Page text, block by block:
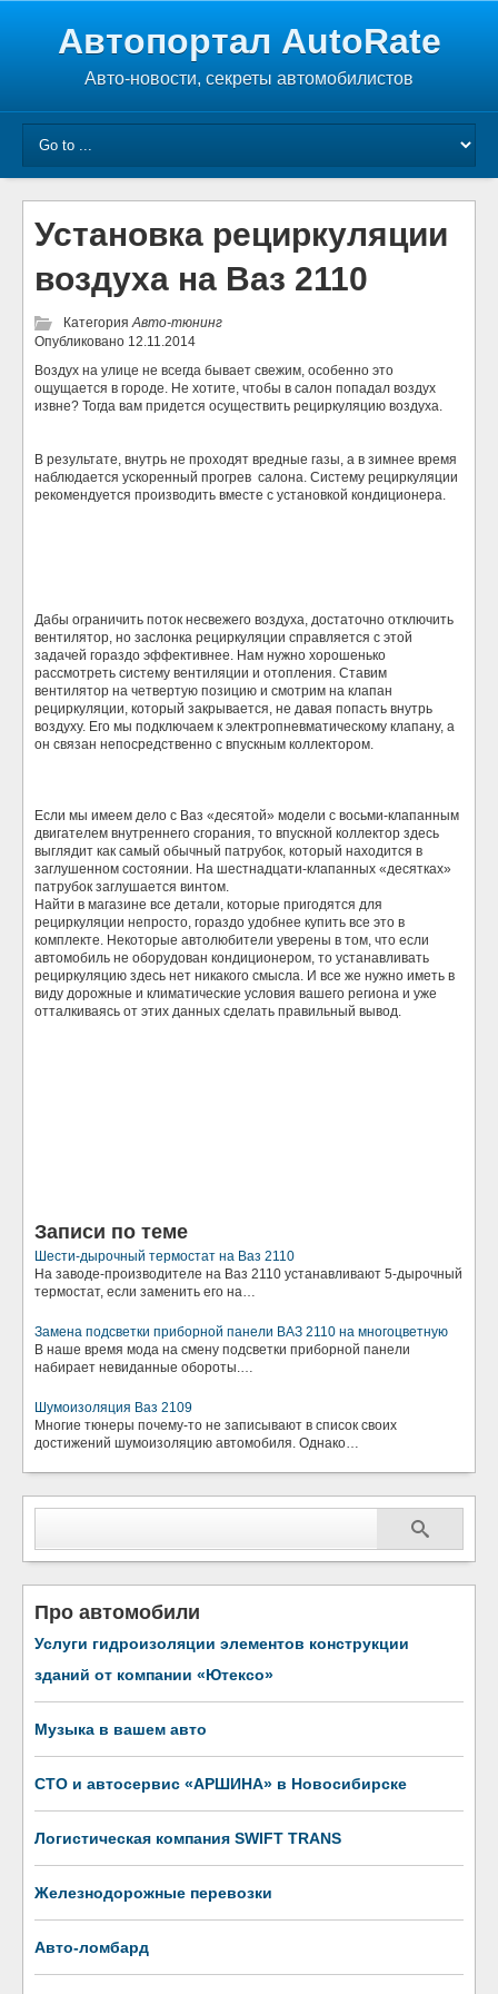
Автопортал AutoRate
Авто-новости, секреты автомобилистов
Установка рециркуляции
воздуха на Ваз 2110
КатегорияАвто-тюнинг
Опубликовано 12.11.2014
Воздух на улице не всегда бывает свежим, особенно это
ощущается в городе. Не хотите, чтобы в салон попадал воздух
извне? Тогда вам придется осуществить рециркуляцию воздуха.
В результате, внутрь не проходят вредные газы, а в зимнее время
наблюдается ускоренный прогрев салона. Систему рециркуляции
рекомендуется производить вместе с установкой кондиционера.
Дабы ограничить поток несвежего воздуха, достаточно отключить
вентилятор, но заслонка рециркуляции справляется с этой
задачей гораздо эффективнее. Нам нужно хорошенько
рассмотреть систему вентиляции и отопления. Ставим
вентилятор на четвертую позицию и смотрим на клапан
рециркуляции, который закрывается, не давая попасть внутрь
воздуху. Его мы подключаем к электропневматическому клапану, а
он связан непосредственно с впускным коллектором.
Если мы имеем дело с Ваз «десятой» модели с восьми-клапанным
двигателем внутреннего сгорания, то впускной коллектор здесь
выглядит как самый обычный патрубок, который находится в
заглушенном состоянии. На шестнадцати-клапанных «десятках»
патрубок заглушается винтом.
Найти в магазине все детали, которые пригодятся для
рециркуляции непросто, гораздо удобнее купить все это в
комплекте. Некоторые автолюбители уверены в том, что если
автомобиль не оборудован кондиционером, то устанавливать
рециркуляцию здесь нет никакого смысла. И все же нужно иметь в
виду дорожные и климатические условия вашего региона и уже
отталкиваясь от этих данных сделать правильный вывод.
Записи по теме
Шести-дырочный термостат на Ваз 2110
На заводе-производителе на Ваз 2110 устанавливают 5-дырочный
термостат, если заменить его на…
Замена подсветки приборной панели ВАЗ 2110 на многоцветную
В наше время мода на смену подсветки приборной панели
набирает невиданные обороты.…
Шумоизоляция Ваз 2109
Многие тюнеры почему-то не записывают в список своих
достижений шумоизоляцию автомобиля. Однако…
Про автомобили
Услуги гидроизоляции элементов конструкции
зданий от компании «Ютексо»
Музыка в вашем авто
СТО и автосервис «АРШИНА» в Новосибирске
Логистическая компания SWIFT TRANS
Железнодорожные перевозки
Авто-ломбард